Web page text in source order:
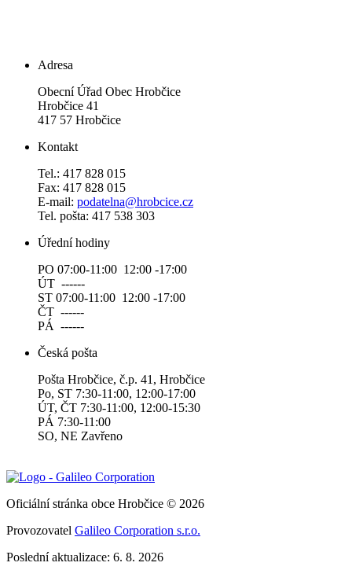
Adresa
Obecní Úřad Obec Hrobčice
Hrobčice 41
417 57 Hrobčice
Kontakt
Tel.: 417 828 015
Fax: 417 828 015
E-mail: podatelna@hrobcice.cz
Tel. pošta: 417 538 303
Úřední hodiny
PO 07:00-11:00 12:00 -17:00
ÚT ------
ST 07:00-11:00 12:00 -17:00
ČT ------
PÁ ------
Česká pošta
Pošta Hrobčice, č.p. 41, Hrobčice
Po, ST 7:30-11:00, 12:00-17:00
ÚT, ČT 7:30-11:00, 12:00-15:30
PÁ 7:30-11:00
SO, NE Zavřeno
Oficiální stránka obce Hrobčice © 2026
Provozovatel Galileo Corporation s.r.o.
Poslední aktualizace: 6. 8. 2026